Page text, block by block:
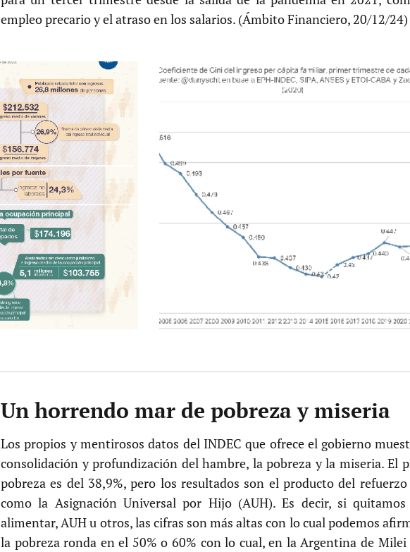
empleo precario y el atraso en los salarios. (Ámbito Financiero, 20/12/24)
Un horrendo mar de pobreza y miseria
Los propios y mentirosos datos del INDEC que ofrece el gobierno
consolidación y profundización del hambre, la pobreza y la miseria. El
pobreza es del 38,9%, pero los resultados son el producto del
como la Asignación Universal por Hijo (AUH). Es decir, si
alimentar, AUH u otros, las cifras son más altas con lo cual podemos
la pobreza ronda en el 50% o 60% con lo cual, en la Argentina de Milei